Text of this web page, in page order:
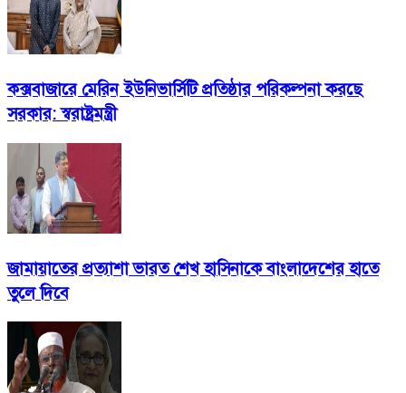
কক্সবাজারে মেরিন ইউনিভার্সিটি প্রতিষ্ঠার পরিকল্পনা করছে
সরকার: স্বরাষ্ট্রমন্ত্রী
জামায়াতের প্রত্যাশা ভারত শেখ হাসিনাকে বাংলাদেশের হাতে
তুলে দিবে